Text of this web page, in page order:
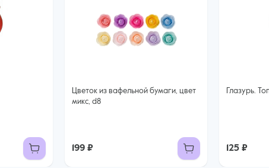
Цветок из вафельной бумаги, цвет
микс, d8
199 ₽
Глазурь.
125 ₽